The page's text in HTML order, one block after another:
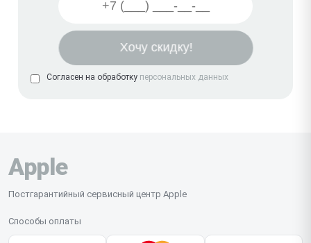
Согласен на обработку персональных данных
Apple
Постгарантийный сервисный центр Apple
Способы оплаты